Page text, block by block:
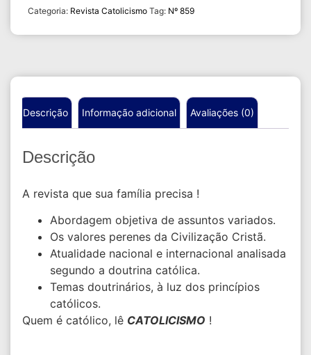
Categoria: Revista Catolicismo Tag: Nº 859
Descrição Informação adicional Avaliações (0)
Descrição
A revista que sua família precisa !
Abordagem objetiva de assuntos variados.
Os valores perenes da Civilização Cristã.
Atualidade nacional e internacional analisada
segundo a doutrina católica.
Temas doutrinários, à luz dos princípios
católicos.
Quem é católico, lê CATOLICISMO !